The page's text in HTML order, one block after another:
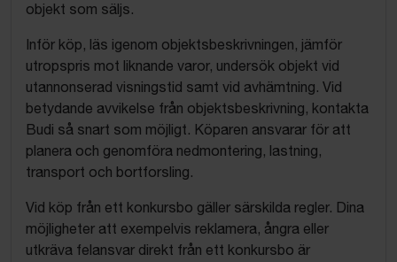
objekt som säljs.
Inför köp, läs igenom objektsbeskrivningen, jämför
utropspris mot liknande varor, undersök objekt vid
utannonserad visningstid samt vid avhämtning. Vid
betydande avvikelse från objektsbeskrivning, kontakta
Budi så snart som möjligt. Köparen ansvarar för att
planera och genomföra nedmontering, lastning,
transport och bortforsling.
Vid köp från ett konkursbo gäller särskilda regler. Dina
möjligheter att exempelvis reklamera, ångra eller
utkräva felansvar direkt från ett konkursbo är